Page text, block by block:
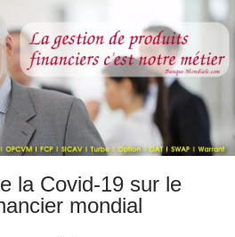
la Covid-19 sur le
mondial